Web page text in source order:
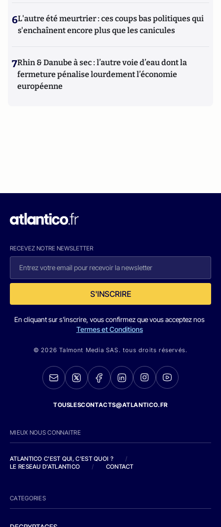
6L'autre été meurtrier : ces coups bas politiques qui
s'enchaînent encore plus que les canicules
7Rhin & Danube à sec : l’autre voie d’eau dont la
fermeture pénalise lourdement l’économie
européenne
RECEVEZ NOTRE NEWSLETTER
S'INSCRIRE
En cliquant sur s'inscrire, vous confirmez que vous acceptez nos
Termes et Conditions
© 2026 Talmont Media SAS. tous droits réservés.
TOUSLESCONTACTS@ATLANTICO.FR
MIEUX NOUS CONNAITRE
ATLANTICO C'EST QUI, C'EST QUOI ?
/
LE RESEAU D'ATLANTICO
/ CONTACT
CATEGORIES